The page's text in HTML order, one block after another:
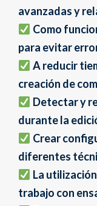
avanzadas y
Como
para evitar
A reducir
creación de
Detectar y
durante la
Crear
diferentes
La
trabajo con